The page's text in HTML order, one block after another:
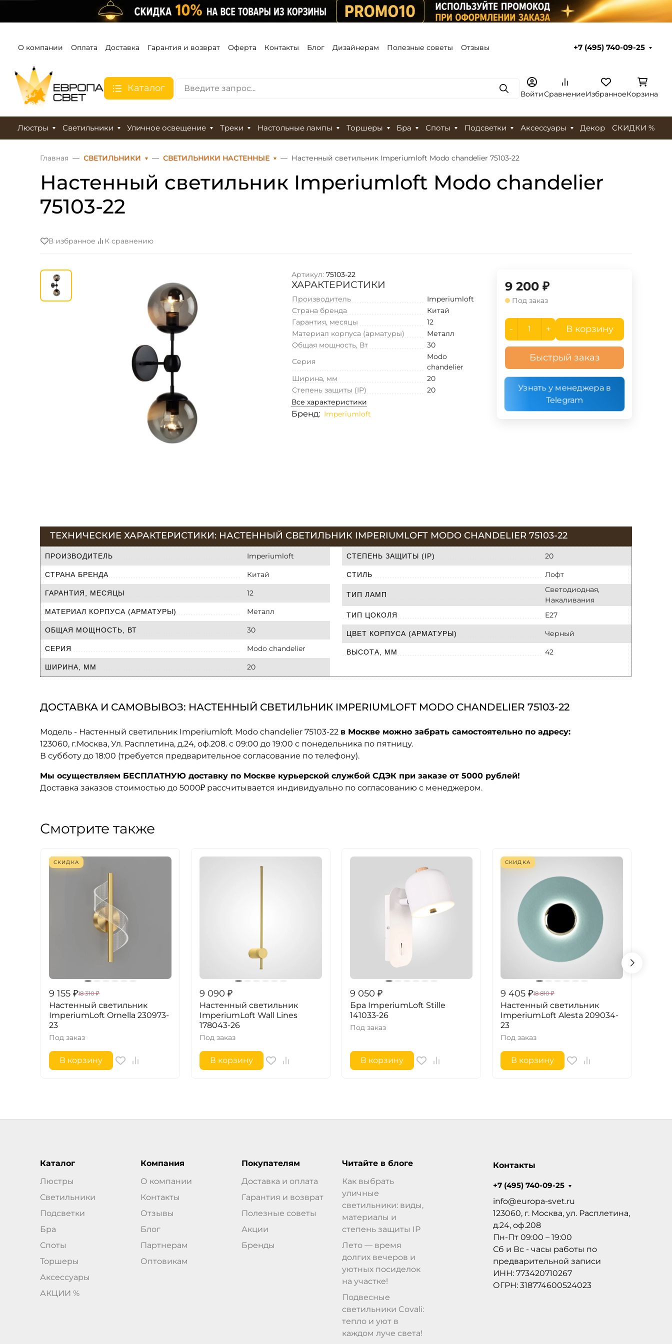
О компании Оплата Доставка Гарантия и возврат Оферта Контакты Блог Дизайнерам Полезные советы Отзывы +7 (495) 740-09-25
Каталог ПоискВойтиСравнениеИзбранноеКорзина
Люстры Светильники Уличное освещение Треки Настольные лампы Торшеры Бра Споты Подсветки Аксессуары Декор СКИДКИ %
Главная СВЕТИЛЬНИКИ СВЕТИЛЬНИКИ НАСТЕННЫЕ Настенный светильник Imperiumloft Modo chandelier 75103-22
Настенный светильник Imperiumloft Modo chandelier
75103-22
В избранное К сравнению
Артикул: 75103-22
ХАРАКТЕРИСТИКИ
Производитель
Imperiumloft
Страна бренда
Китай
Гарантия, месяцы
12
Материал корпуса (арматуры)
Металл
Общая мощность, Вт
30
Серия
Modo
chandelier
Ширина, мм
20
Степень защиты (IP)
20
Все характеристики
Бренд: Imperiumloft
9 200 ₽
Под заказ
- + В корзину
Быстрый заказ
Узнать у менеджера в
Telegram
ТЕХНИЧЕСКИЕ ХАРАКТЕРИСТИКИ: НАСТЕННЫЙ СВЕТИЛЬНИК IMPERIUMLOFT MODO CHANDELIER 75103-22
ПРОИЗВОДИТЕЛЬ Imperiumloft
СТРАНА БРЕНДА Китай
ГАРАНТИЯ, МЕСЯЦЫ 12
МАТЕРИАЛ КОРПУСА (АРМАТУРЫ) Металл
ОБЩАЯ МОЩНОСТЬ, ВТ 30
СЕРИЯ Modo chandelier
ШИРИНА, ММ 20
СТЕПЕНЬ ЗАЩИТЫ (IP) 20
СТИЛЬ Лофт
ТИП ЛАМП
Светодиодная,
Накаливания
ТИП ЦОКОЛЯ E27
ЦВЕТ КОРПУСА (АРМАТУРЫ) Черный
ВЫСОТА, ММ 42
ДОСТАВКА И САМОВЫВОЗ: НАСТЕННЫЙ СВЕТИЛЬНИК IMPERIUMLOFT MODO CHANDELIER 75103-22
Модель - Настенный светильник Imperiumloft Modo chandelier 75103-22 в Москве можно забрать самостоятельно по адресу:
123060, г.Москва, Ул. Расплетина, д.24, оф.208. с 09:00 до 19:00 с понедельника по пятницу.
В субботу до 18:00 (требуется предварительное согласование по телефону).
Мы осуществляем БЕСПЛАТНУЮ доставку по Москве курьерской службой СДЭК при заказе от 5000 рублей!
Доставка заказов стоимостью до 5000₽ рассчитывается индивидуально по согласованию с менеджером.
Смотрите также
СКИДКА
9 155 ₽18 310 ₽
Настенный светильник
ImperiumLoft Ornella 230973-
23
Под заказ
В корзину
9 090 ₽
Настенный светильник
ImperiumLoft Wall Lines
178043-26
Под заказ
В корзину
9 050 ₽
Бра ImperiumLoft Stille
141033-26
Под заказ
В корзину
СКИДКА
9 405 ₽18 810 ₽
Настенный светильник
ImperiumLoft Alesta 209034-
23
Под заказ
В корзину
Каталог
Люстры
Светильники
Подсветки
Бра
Споты
Торшеры
Аксессуары
АКЦИИ %
Компания
О компании
Контакты
Отзывы
Блог
Партнерам
Оптовикам
Покупателям
Доставка и оплата
Гарантия и возврат
Полезные советы
Акции
Бренды
Читайте в блоге
Как выбрать
уличные
светильники: виды,
материалы и
степень защиты IP
Лето — время
долгих вечеров и
уютных посиделок
на участке!
Подвесные
светильники Covali:
тепло и уют в
каждом луче света!
Контакты
+7 (495) 740-09-25
info@europa-svet.ru
123060, г. Москва, ул. Расплетина,
д.24, оф.208
Пн-Пт 09:00 – 19:00
Сб и Вс - часы работы по
предварительной записи
ИНН: 773420710267
ОГРН: 318774600524023